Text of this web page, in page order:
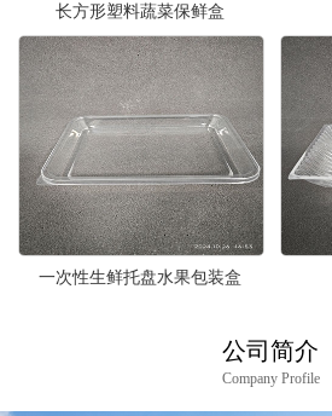
长方形塑料蔬菜保鲜盒
一次性生鲜托盘水果包装盒
公司简介
Company Profile